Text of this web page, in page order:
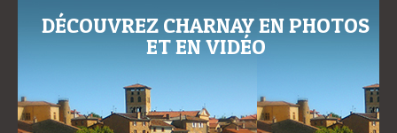
DÉCOUVREZ CHARNAY EN PHOTOS
ET EN VIDÉO